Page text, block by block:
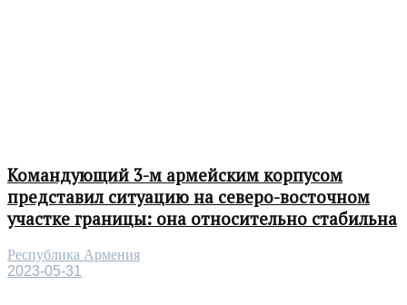
Командующий 3-м армейским корпусом
представил ситуацию на северо-восточном
участке границы: она относительно стабильна
Республика Армения
2023-05-31